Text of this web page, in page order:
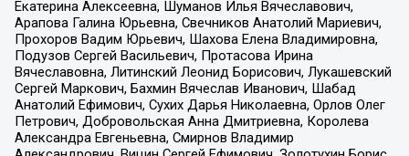
Екатерина Алексеевна, Шуманов Илья Вячеславович,
Арапова Галина Юрьевна, Свечников Анатолий Мариевич,
Прохоров Вадим Юрьевич, Шахова Елена Владимировна,
Подузов Сергей Васильевич, Протасова Ирина
Вячеславовна, Литинский Леонид Борисович, Лукашевский
Сергей Маркович, Бахмин Вячеслав Иванович, Шабад
Анатолий Ефимович, Сухих Дарья Николаевна, Орлов Олег
Петрович, Добровольская Анна Дмитриевна, Королева
Александра Евгеньевна, Смирнов Владимир